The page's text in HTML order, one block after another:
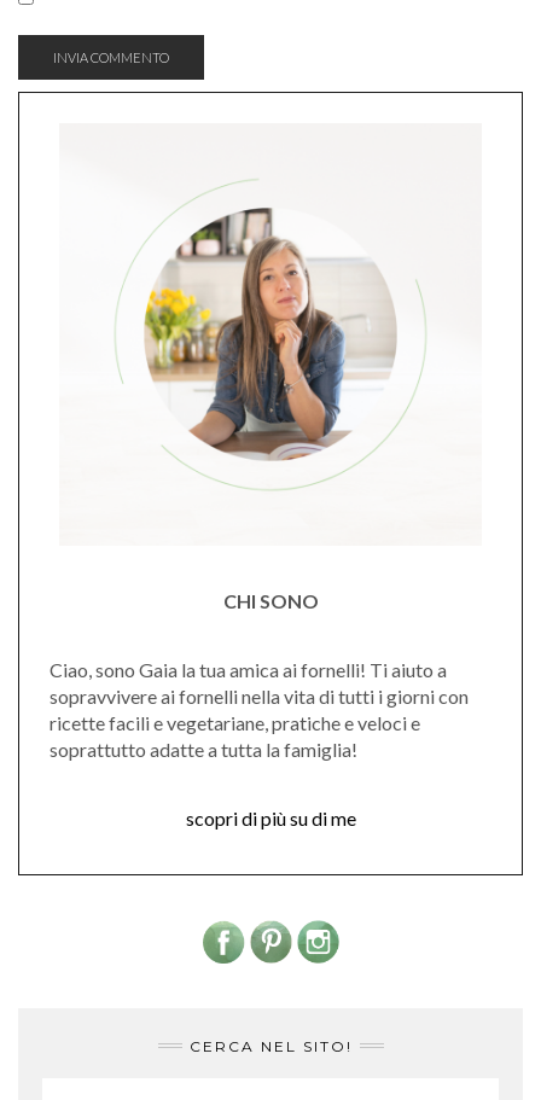
CHI SONO
Ciao, sono Gaia la tua amica ai fornelli! Ti aiuto a
sopravvivere ai fornelli nella vita di tutti i giorni con
ricette facili e vegetariane, pratiche e veloci e
soprattutto adatte a tutta la famiglia!
scopri di più su di me
CERCA NEL SITO!